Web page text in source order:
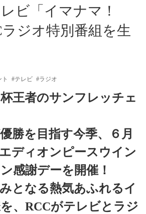
ビ「イマナマ！
ラジオ特別番組を生
#テレビ #ラジオ
王者のサンフレッチェ
勝を目指す今季、６月
ディオンピースウイン
感謝デーを開催！
となる熱気あふれるイ
、RCCがテレビとラジ